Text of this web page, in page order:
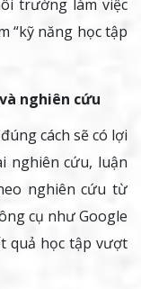
trường làm việc
“kỹ năng học tập
nghiên cứu
cách sẽ có lợi
nghiên cứu, luận
nghiên cứu từ
cụ như Google
quả học tập vượt